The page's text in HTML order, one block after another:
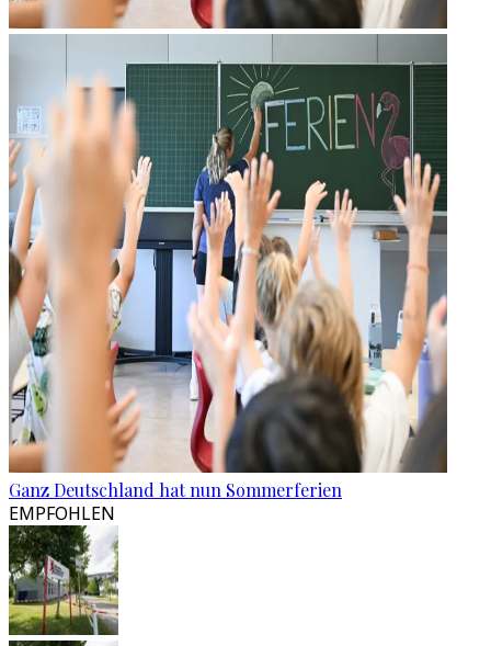
Ganz Deutschland hat nun Sommerferien
EMPFOHLEN